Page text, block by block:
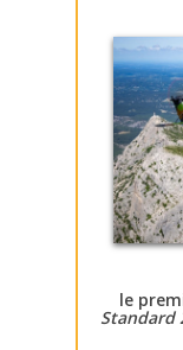
le
Standard